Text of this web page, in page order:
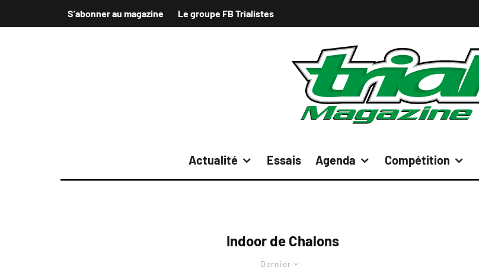
S’abonner au magazine Le groupe FB Trialistes
Actualité Essais Agenda Compétition
Indoor de Chalons
Dernier